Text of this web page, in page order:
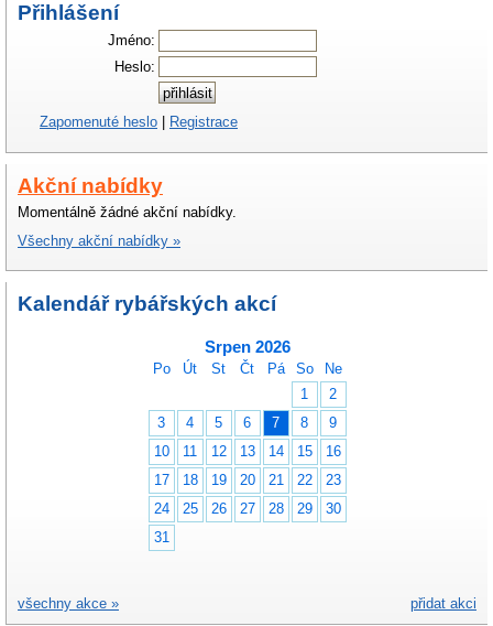
Přihlášení
Jméno:
Heslo:
Zapomenuté heslo Registrace
Akční nabídky
Momentálně žádné akční nabídky.
Všechny akční nabídky »
Kalendář rybářských akcí
Srpen 2026
Po Út St Čt Pá So
Ne
1
2
3
4 5 6 7 8
9
10
11 12 13 14 15
16
17
18 19 20 21 22
23
24
25 26 27 28 29
30
31
přidat akci
všechny akce »